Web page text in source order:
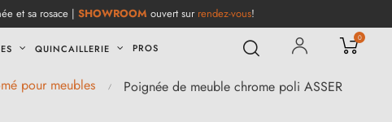
et sa rosace | SHOWROOM ouvert sur rendez-vous!
QUINCAILLERIE PROS
0
pour meubles Poignée de meuble chrome poli ASSER